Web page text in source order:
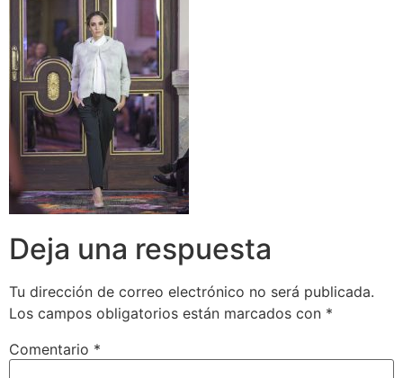
Deja una respuesta
Tu dirección de correo electrónico no será publicada.
Los campos obligatorios están marcados con *
Comentario *